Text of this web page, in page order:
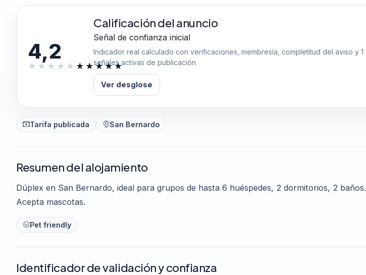
4,2
Calificación del anuncio
Señal de confianza inicial
Indicador real calculado con verificaciones, membresía, completitud del aviso y 1
señales activas de publicación.
Ver desglose
Tarifa publicada San Bernardo
Resumen del alojamiento
Dúplex en San Bernardo, ideal para grupos de hasta 6 huéspedes, 2 dormitorios, 2 baños.
Acepta mascotas.
Pet friendly
Identificador de validación y confianza